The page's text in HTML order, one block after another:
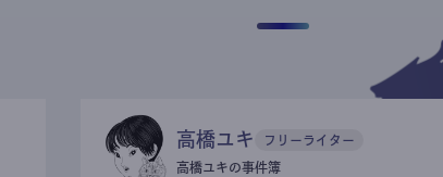
高橋ユキ フリーライター
高橋ユキの事件簿